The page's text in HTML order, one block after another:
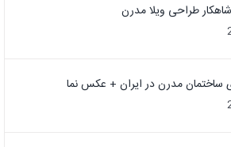
طراحی ویلا مدرن
ساختمان مدرن در ایران + عکس نما